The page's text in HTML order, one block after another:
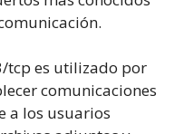
tcp es utilizado por
comunicaciones
a los usuarios